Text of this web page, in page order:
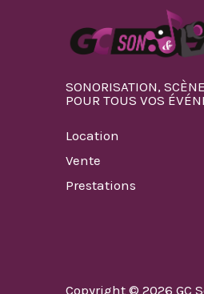
SONORISATION,
POUR TOUS VOS
Location
Vente
Prestations
Copyright © 2026 GC